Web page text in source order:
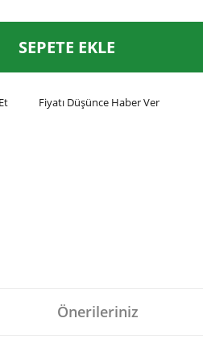
SEPETE EKLE
Fiyatı Düşünce Haber Ver
Önerileriniz